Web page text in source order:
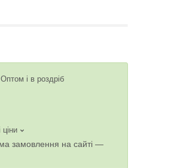
Оптом і в роздріб
ціни
замовлення на сайті —